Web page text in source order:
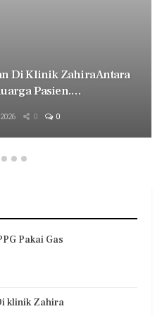
Di Klinik Zahira Antara
Pasien.…
0 0
Pakai Gas
klinik Zahira